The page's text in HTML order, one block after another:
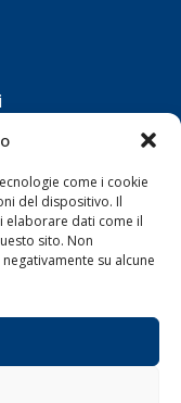
come i cookie
del dispositivo. Il
elaborare dati come il
sito. Non
su alcune